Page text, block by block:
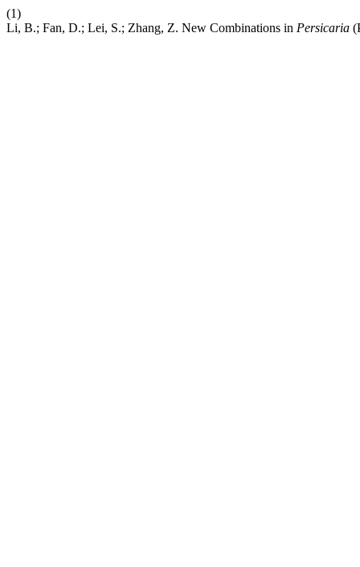
(1)
Li, B.; Fan, D.; Lei, S.; Zhang, Z. New Combinations in Persicaria